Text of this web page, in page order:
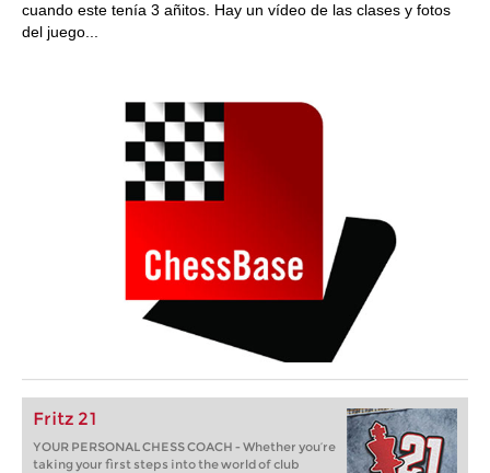
cuando este tenía 3 añitos. Hay un vídeo de las clases y fotos
del juego...
Fritz 21
YOUR PERSONAL CHESS COACH - Whether you’re
taking your first steps into the world of club